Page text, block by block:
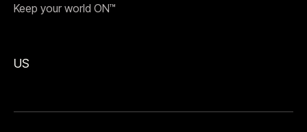
Keep your world ON™
US